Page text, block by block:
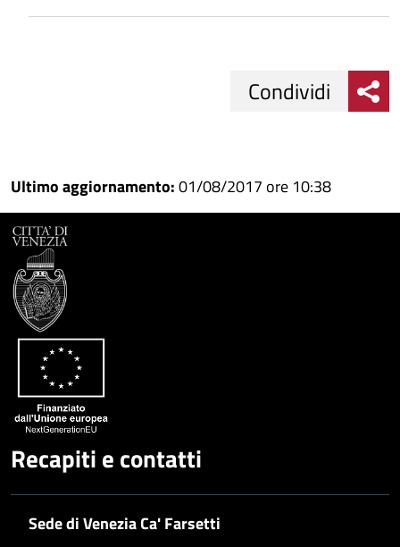
su
Facebook
Condividi
su
Condividi
Condividi
Ultimo aggiornamento:01/08/2017 ore 10:38
Recapiti e contatti
Sede di Venezia Ca' Farsetti